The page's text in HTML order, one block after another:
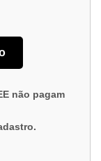
não pagam